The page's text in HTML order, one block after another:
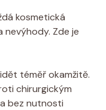
kosmetická
Zde je
téměř okamžitě.
chirurgickým
bez nutnosti